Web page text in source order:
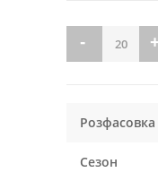
Розфасовка
Сезон